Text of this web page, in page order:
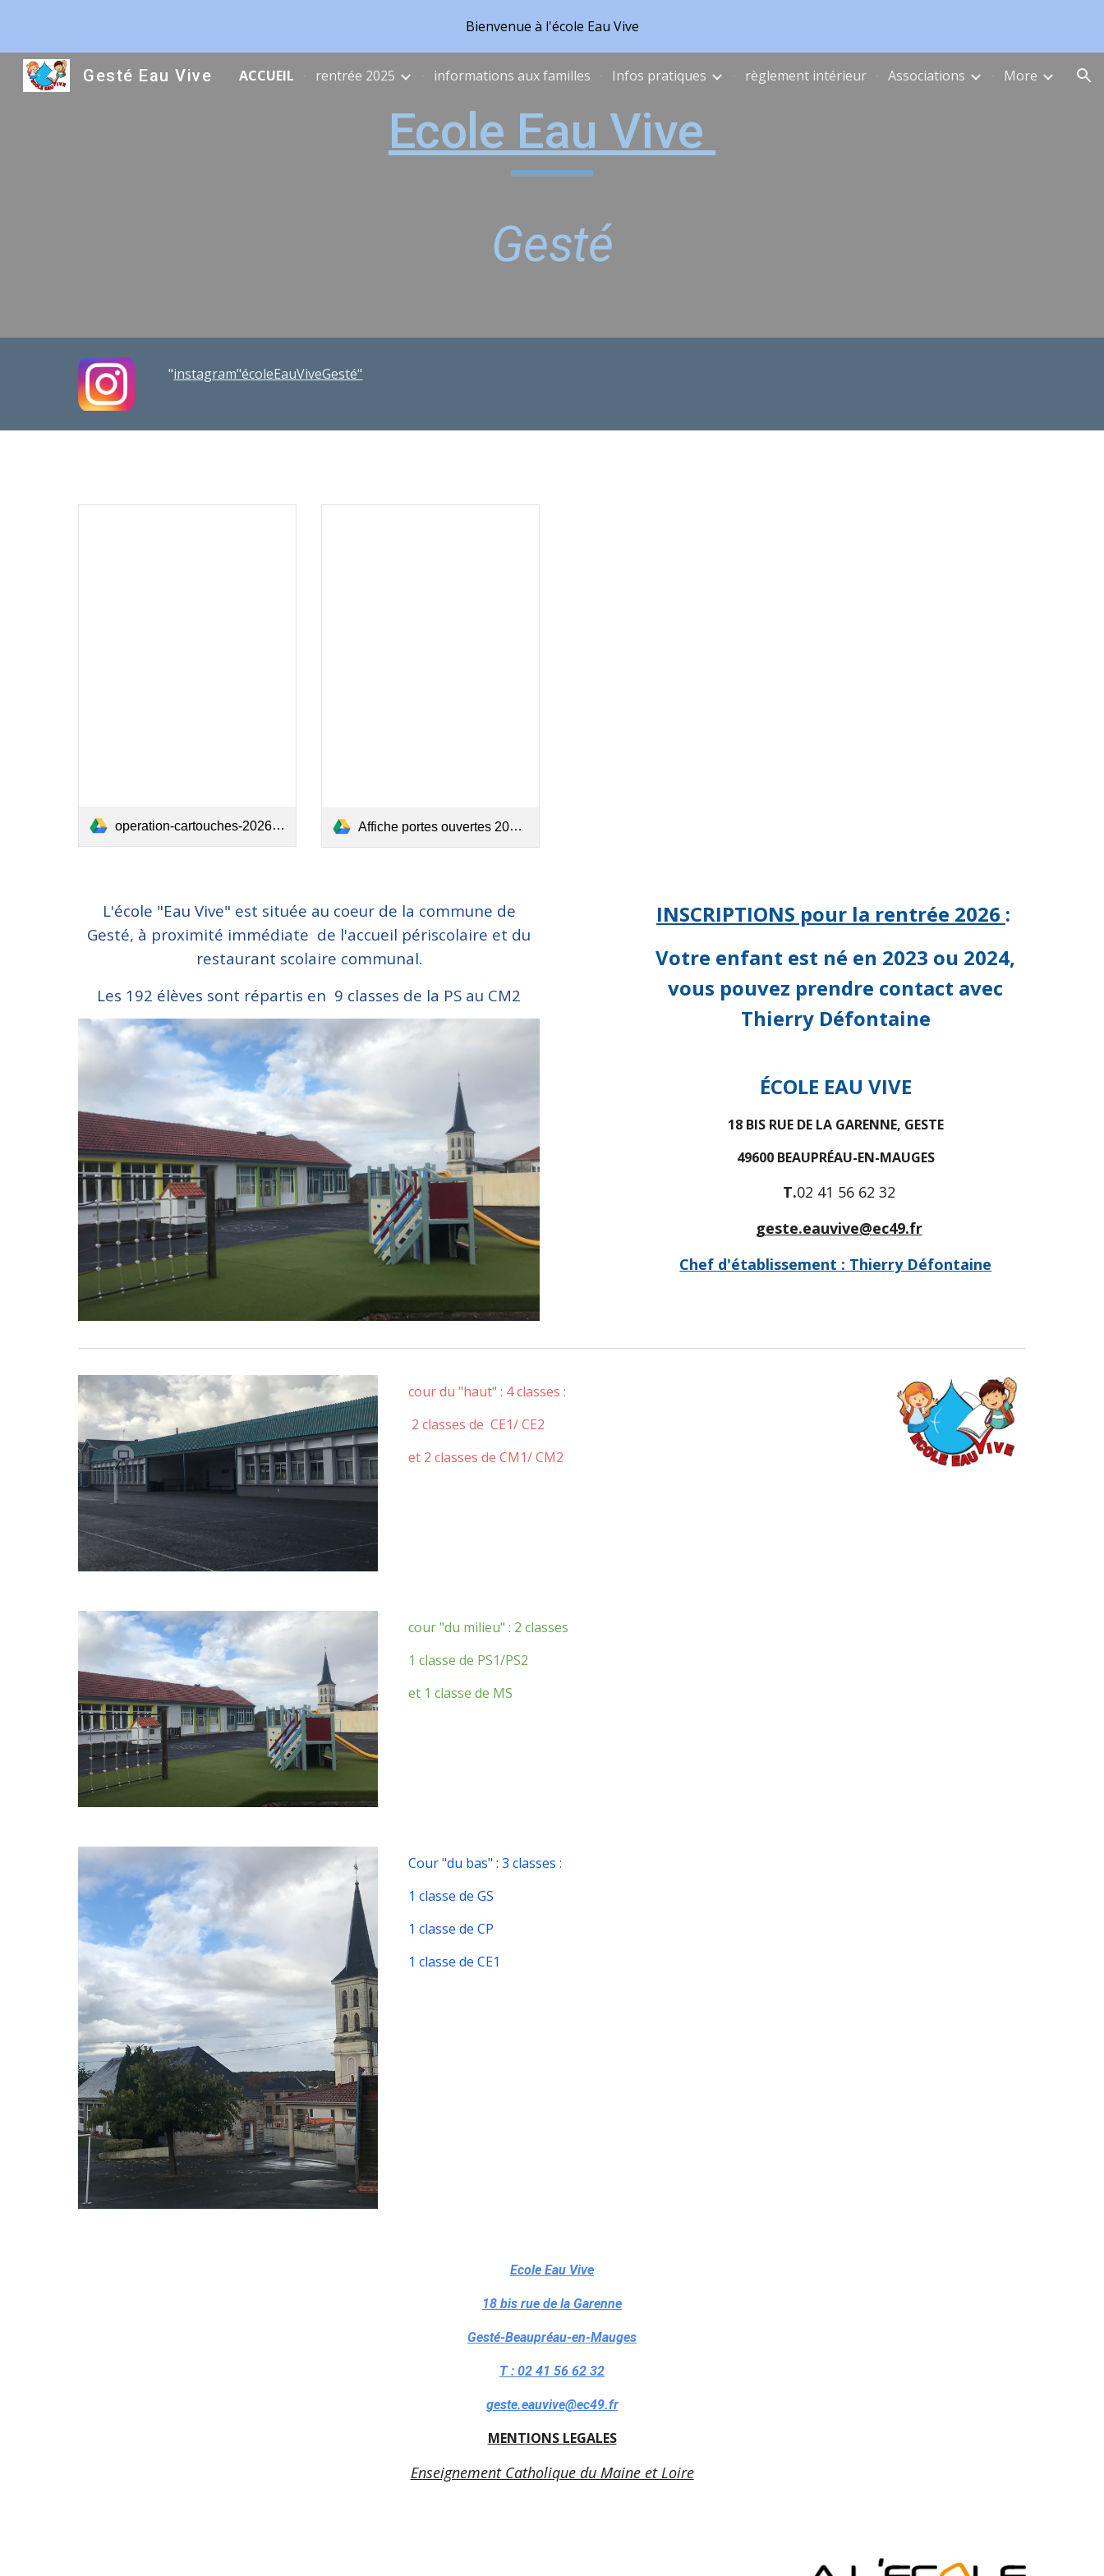
Skip to main contentBienvenue à l'école Eau Vive
Gesté Eau Vive ACCUEIL rentrée 2025 informations aux familles Infos pratiques règlement intérieur Associations More
Ecole Eau Vive
Gesté
"instagram"écoleEauViveGesté"
operation-cartouches-2026-A4-PRINT.pdf Affiche portes ouvertes 2026.pdf
L'école "Eau Vive" est située au coeur de la commune de
Gesté, à proximité immédiate de l'accueil périscolaire et du
restaurant scolaire communal.
Les 192 élèves sont répartis en 9 classes de la PS au CM2
INSCRIPTIONS pour la rentrée 2026 :
Votre enfant est né en 2023 ou 2024,
vous pouvez prendre contact avec
Thierry Défontaine
ÉCOLE EAU VIVE
18 BIS RUE DE LA GARENNE, GESTE
49600 BEAUPRÉAU-EN-MAUGES
T.02 41 56 62 32
geste.eauvive@ec49.fr
Chef d'établissement : Thierry Défontaine
cour du "haut" : 4 classes :
2 classes de CE1/ CE2
et 2 classes de CM1/ CM2
cour "du milieu" : 2 classes
1 classe de PS1/PS2
et 1 classe de MS
Cour "du bas" : 3 classes :
1 classe de GS
1 classe de CP
1 classe de CE1
Ecole Eau Vive
18 bis rue de la Garenne
Gesté-Beaupréau-en-Mauges
T : 02 41 56 62 32
geste.eauvive@ec49.fr
MENTIONS LEGALES
Enseignement Catholique du Maine et Loire